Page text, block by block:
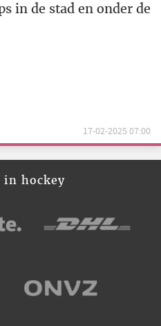
in de stad en onder de
17-02-2025 07:00
in hockey